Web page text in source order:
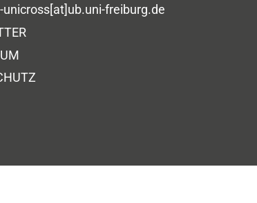
unicross[at]ub.uni-freiburg.de